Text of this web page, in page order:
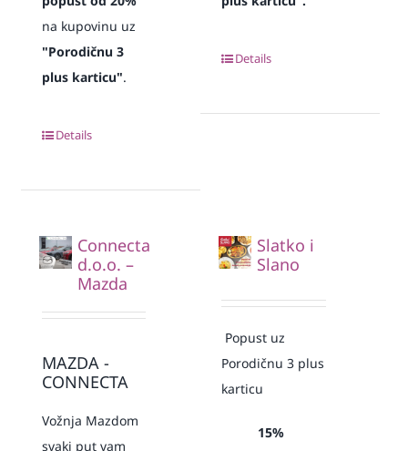
na kupovinu uz
"Porodičnu 3
plus karticu".
Details
Details
Connecta
d.o.o. –
Mazda
MAZDA -
CONNECTA
Vožnja Mazdom
svaki put vam
Slatko i
Slano
Popust uz
Porodičnu 3 plus
karticu
15%